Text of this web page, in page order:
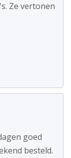
Ze vertonen
goed
besteld.